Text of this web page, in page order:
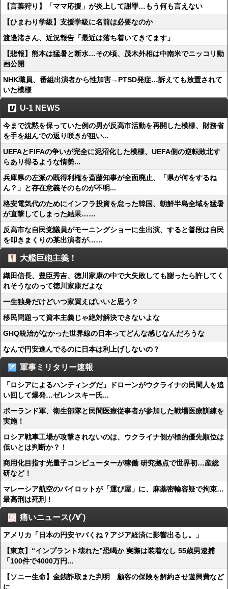
【言葉狩り】「ママ応援」が炎上して謝罪…もう何も言えない
【ひまわり学級】支援学級に名前は必要なのか
渡邊渚さん、近況報告「最近は落ち着いてきてます」
【悲報】熊本は猛暑と断水…その頃、茂木外相は中南米でニッコリ動
画公開
NHK職員、番組出演者から性加害→PTSD発症…訴えても放置されて
いた模様
U-1 NEWS
今まで沈黙を保っていた例の男が反高市活動を再開した模様、財務省
を手を組んでの返り咲きが狙い...
UEFAとFIFAの争いが完全に泥沼化した模様、UEFA側の逆転敗北す
らあり得るような情勢...
兵庫県の左派の既得利権を斎藤知事が全面廃止、「県が何をするね
ん？」と存在意義そのものが不明...
格安電気代のためにインフラ投資を怠った韓国、朝鮮半島全域を猛暑
が直撃してしまった結果……
反高市な自民党議員がモーニングショーに生出演、すると普段は自民
を叩きまくりの某出演者が……
大艦巨砲主義！
織田信長、豊臣秀吉、徳川家康の中で大失敗しても謝ったら許してく
れそうなのって徳川家康だよな
一生独身だけどいつ家買えばいいと思う？
移民問題って資本主義じゃ絶対解決できないよな
GHQ統治がなかった世界線の日本ってどんな感じなんだろうな
なんで円安進んでるのに日本は利上げしないの？
軍事ミリタリー速報
「ロシアによるハンティングだ」ドローンがウクライナの民間人を追
い回して爆発…ゼレンスキー氏...
ポーランド軍、衛生部隊と民間医療従事者が参加した戦場医療訓練を
実施！
ロシア戦車工場が攻撃されないのは、ウクライナ側が標的優先順位は
低いとは判断か？！
商用化目指す光量子コンピューターが稼働 研究拠点で世界初…産総
研など！
マレーシア航空のパイロットが「運び屋」に、麻薬密輸容疑で拘束…
最高刑は死刑！
痛いニュース(ﾉ∀`)
アメリカ「日本の円安ヤバくね？アジア経済に影響出るし。」
【東京】“インプラント壊れた”恐喝か 実際は装着なし 55歳男逮捕
「100件で4000万円...
【ソニー生命】金銭詐取また判明 顧客の保険を解約させ遊興費など
に